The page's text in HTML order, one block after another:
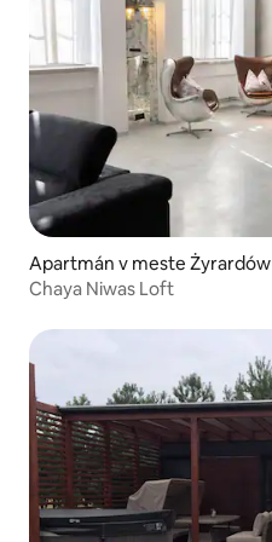
Apartmán v meste Żyrardów
Chaya Niwas Loft